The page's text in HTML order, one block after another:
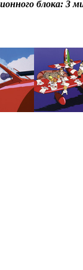
блока: 3